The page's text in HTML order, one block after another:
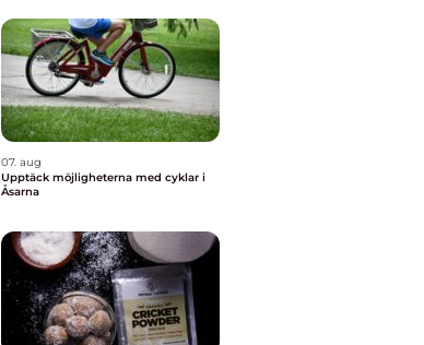
07. aug
Upptäck möjligheterna med cyklar i
Åsarna